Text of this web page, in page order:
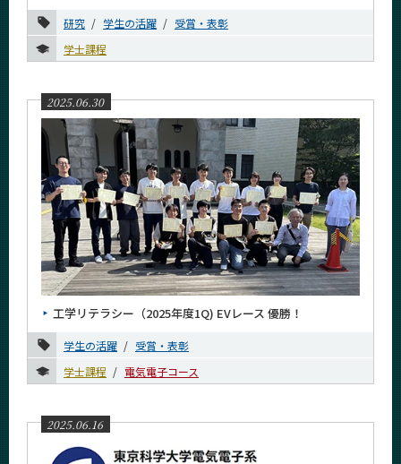
研究 学生の活躍
受賞・表彰
学士課程
2025.06.30
工学リテラシー（2025年度1Q) EVレース 優勝！
学生の活躍
受賞・表彰
学士課程
電気電子コース
2025.06.16